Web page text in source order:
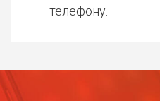
телефону.